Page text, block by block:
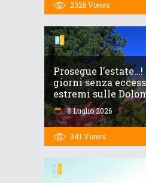
2326Views
Prosegue
giorni senza
estremi sulle
8 Luglio 2026
341 Views